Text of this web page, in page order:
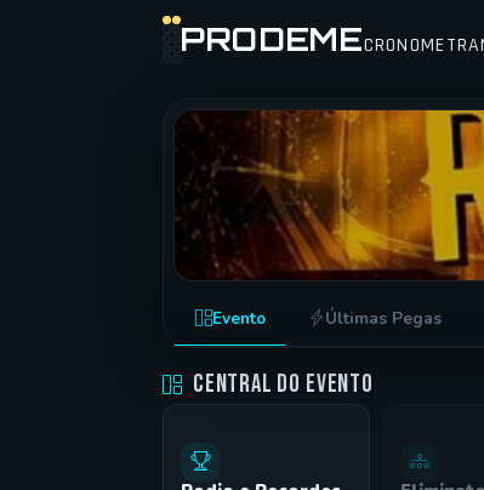
PRODEME
FESTIVAL RACE WARS •
Evento Últimas Pegas
Central do Evento